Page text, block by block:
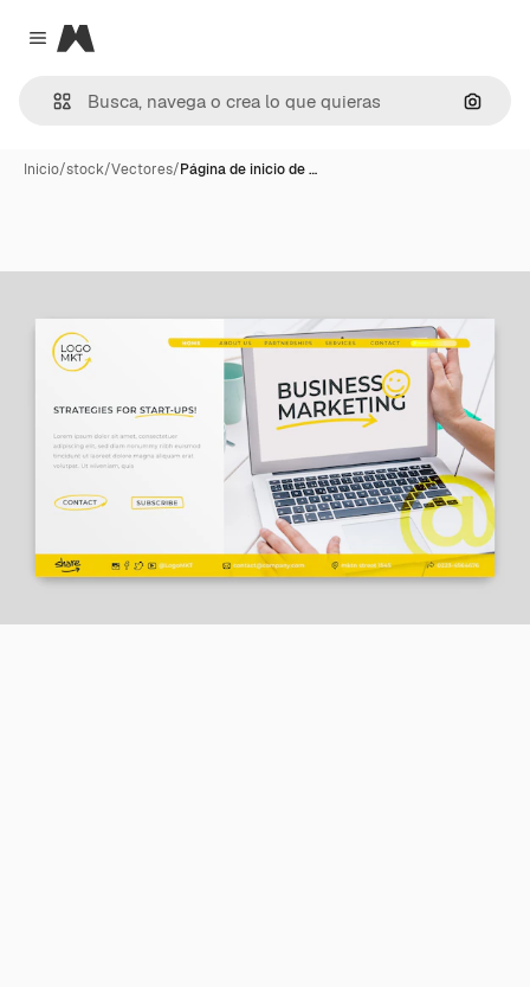
Close menu
Magnific
Inicio/stock/Vectores/Página de inicio de …